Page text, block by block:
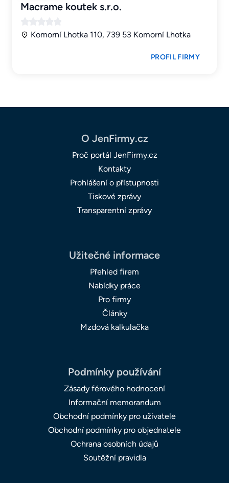
Macrame koutek s.r.o.
Komorní Lhotka 110, 739 53 Komorní Lhotka
PROFIL FIRMY
O JenFirmy.cz
Proč portál JenFirmy.cz
Kontakty
Prohlášení o přístupnosti
Tiskové zprávy
Transparentní zprávy
Užitečné informace
Přehled firem
Nabídky práce
Pro firmy
Články
Mzdová kalkulačka
Podmínky používání
Zásady férového hodnocení
Informační memorandum
Obchodní podmínky pro uživatele
Obchodní podmínky pro objednatele
Ochrana osobních údajů
Soutěžní pravidla